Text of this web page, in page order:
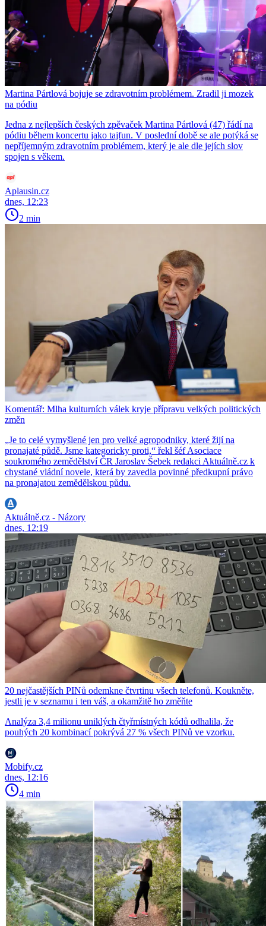
Martina Pártlová bojuje se zdravotním problémem. Zradil ji mozek
na pódiu
Jedna z nejlepších českých zpěvaček Martina Pártlová (47) řádí na
pódiu během koncertu jako tajfun. V poslední době se ale potýká se
nepříjemným zdravotním problémem, který je ale dle jejích slov
spojen s věkem.
Aplausin.cz
dnes, 12:23
2 min
Komentář: Mlha kulturních válek kryje přípravu velkých politických
změn
„Je to celé vymyšlené jen pro velké agropodniky, které žijí na
pronajaté půdě. Jsme kategoricky proti,“ řekl šéf Asociace
soukromého zemědělství ČR Jaroslav Šebek redakci Aktuálně.cz k
chystané vládní novele, která by zavedla povinné předkupní právo
na pronajatou zemědělskou půdu.
Aktuálně.cz - Názory
dnes, 12:19
20 nejčastějších PINů odemkne čtvrtinu všech telefonů. Koukněte,
jestli je v seznamu i ten váš, a okamžitě ho změňte
Analýza 3,4 milionu uniklých čtyřmístných kódů odhalila, že
pouhých 20 kombinací pokrývá 27 % všech PINů ve vzorku.
Mobify.cz
dnes, 12:16
4 min